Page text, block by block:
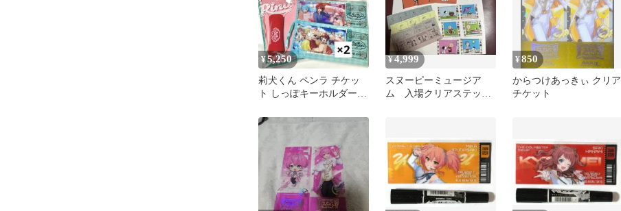
¥5,250
莉犬くん ペンラ チケッ
ト しっぽキーホルダーセ
¥4,999
スヌーピーミュージア
ム 入場クリアステッカ
¥850
からつけあっきぃ クリア
チケット